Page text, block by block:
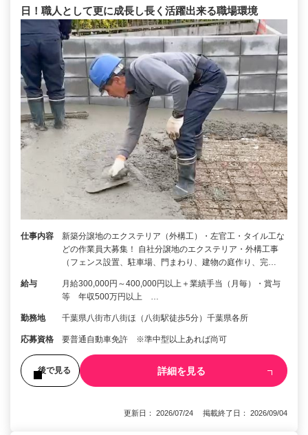
日！職人として更に成長し長く活躍出来る職場環境
仕事内容
新築分譲地のエクステリア（外構工）・左官工・タイル工な
どの作業員大募集！ 自社分譲地のエクステリア・外構工事
（フェンス設置、駐車場、門まわり、建物の庭作り、完…
給与
月給300,000円～400,000円以上＋業績手当（月毎）・賞与
等 年収500万円以上 …
勤務地 千葉県八街市八街ほ（八街駅徒歩5分）千葉県各所
応募資格 要普通自動車免許 ※準中型以上あれば尚可
後で見る 詳細を見る
更新日： 2026/07/24 掲載終了日： 2026/09/04